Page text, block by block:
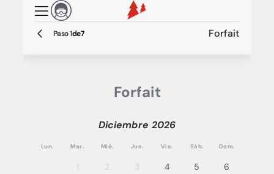
Pasar al contenido principal
Paso1de7 Forfait
Forfait
Diciembre 2026
Lun. Mar. Mié. Jue. Vie. Sáb. Dom.
1 2 3 4 5 6